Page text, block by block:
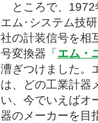
ところで、1972
エム･システム技
社の計装信号を相
号変換器「 エム・
漕ぎつけました。
は、どの工業計器
い、今でいえばオ
器のメーカーを目